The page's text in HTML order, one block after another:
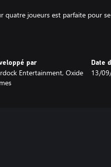
quatre joueurs est parfaite pour
(2v2v2 ou 1v1v1) vous
pour le 3v3 offre deux endroits
d’une grande quantité de
contrastent avec les plateaux
par
Entertainment, Oxide
Date
13/